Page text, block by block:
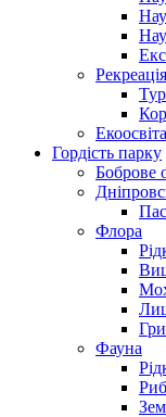
Рекреація
Екоосвіта
Гордість парку
Боброве
Флора
Фауна